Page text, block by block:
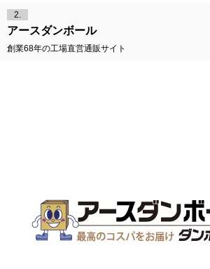
2.
アースダンボール
創業68年の工場直営通販サイト